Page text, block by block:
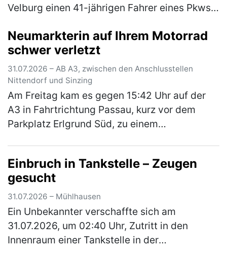
Velburg einen 41-jährigen Fahrer eines Pkws.
festgestellt werden. E…
(mehr)
Neumarkterin auf Ihrem Motorrad
schwer verletzt
31.07.2026 – AB A3, zwischen den Anschlusstellen
Nittendorf und Sinzing
Am Freitag kam es gegen 15:42 Uhr auf der
A3 in Fahrtrichtung Passau, kurz vor dem
Parkplatz Erlgrund Süd, zu einem
(mehr)
Einbruch in Tankstelle – Zeugen
gesucht
31.07.2026 – Mühlhausen
Ein Unbekannter verschaffte sich am
31.07.2026, um 02:40 Uhr, Zutritt in den
Innenraum einer Tankstelle in der